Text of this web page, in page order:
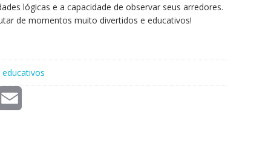
lógicas e a capacidade de observar seus arredores.
de momentos muito divertidos e educativos!
educativos